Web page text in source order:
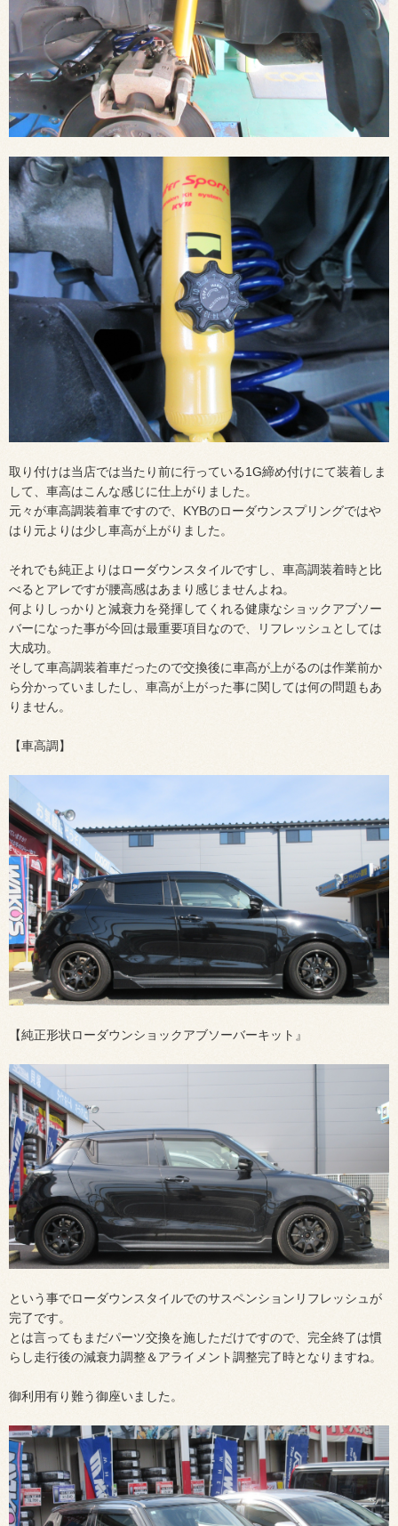
取り付けは当店では当たり前に行っている1G締め付けにて装着しま
して、車高はこんな感じに仕上がりました。
元々が車高調装着車ですので、KYBのローダウンスプリングではや
はり元よりは少し車高が上がりました。
それでも純正よりはローダウンスタイルですし、車高調装着時と比
べるとアレですが腰高感はあまり感じませんよね。
何よりしっかりと減衰力を発揮してくれる健康なショックアブソー
バーになった事が今回は最重要項目なので、リフレッシュとしては
大成功。
そして車高調装着車だったので交換後に車高が上がるのは作業前か
ら分かっていましたし、車高が上がった事に関しては何の問題もあ
りません。
【車高調】
【純正形状ローダウンショックアブソーバーキット』
という事でローダウンスタイルでのサスペンションリフレッシュが
完了です。
とは言ってもまだパーツ交換を施しただけですので、完全終了は慣
らし走行後の減衰力調整＆アライメント調整完了時となりますね。
御利用有り難う御座いました。